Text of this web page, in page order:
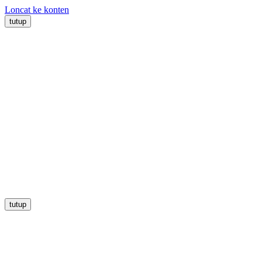
Loncat ke konten
tutup
tutup